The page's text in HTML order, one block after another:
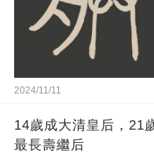
2024/11/11
14歲成大清皇后，21
最長壽繼后